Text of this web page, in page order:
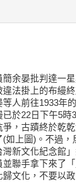
簡余晏批判達一
法掛上的布縵終
等人前往1933年
於22日下午5時
爭，古蹟終於乾
(如上圖)。不過，
灣新文化紀念館
並聯手拿下來了
文化，不要以